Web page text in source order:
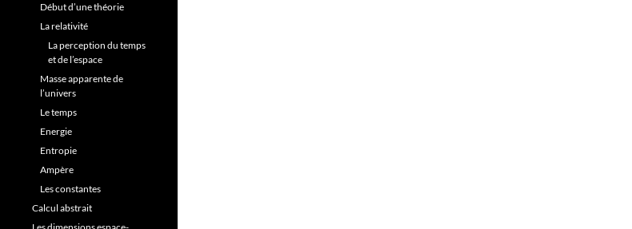
Début d’une théorie
La relativité
La perception du temps
et de l’espace
Masse apparente de
l’univers
Le temps
Energie
Entropie
Ampère
Les constantes
Calcul abstrait